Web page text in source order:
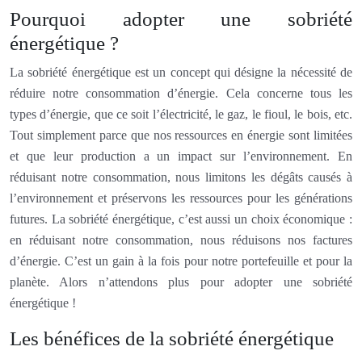
Pourquoi adopter une sobriété
énergétique ?
La sobriété énergétique est un concept qui désigne la nécessité de
réduire notre consommation d’énergie. Cela concerne tous les
types d’énergie, que ce soit l’électricité, le gaz, le fioul, le bois, etc.
Tout simplement parce que nos ressources en énergie sont limitées
et que leur production a un impact sur l’environnement. En
réduisant notre consommation, nous limitons les dégâts causés à
l’environnement et préservons les ressources pour les générations
futures. La sobriété énergétique, c’est aussi un choix économique :
en réduisant notre consommation, nous réduisons nos factures
d’énergie. C’est un gain à la fois pour notre portefeuille et pour la
planète. Alors n’attendons plus pour adopter une sobriété
énergétique !
Les bénéfices de la sobriété énergétique